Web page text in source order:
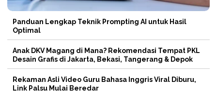
Panduan Lengkap Teknik Prompting AI untuk Hasil
Optimal
Anak DKV Magang di Mana? Rekomendasi Tempat PKL
Desain Grafis di Jakarta, Bekasi, Tangerang & Depok
Rekaman Asli Video Guru Bahasa Inggris Viral Diburu,
Link Palsu Mulai Beredar